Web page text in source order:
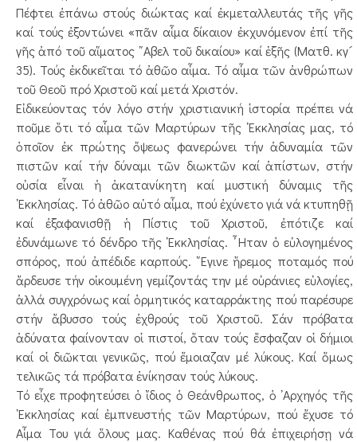
Πέφτει ἐπάνω στούς διώκτας καί ἐκμεταλλευτάς τῆς γῆς
καί τούς ἐξοντώνει «πᾶν αἷμα δίκαιον ἐκχυνόμενον ἐπί τῆς
γῆς ἀπό τοῦ αἵματος ῎Αβελ τοῦ δικαίου» καί ἑξῆς (Ματθ. κγ´
35). Τούς ἐκδικεῖται τό ἀθῶο αἷμα. Τό αἷμα τῶν ἀνθρώπων
τοῦ Θεοῦ πρό Χριστοῦ καί μετά Χριστόν.
Εἰδικεύοντας τόν λόγο στήν χριστιανική ἱστορία πρέπει νά
ποῦμε ὅτι τό αἷμα τῶν Μαρτύρων τῆς ᾿Εκκλησίας μας, τό
ὁποῖον ἐκ πρώτης ὄψεως φανερώνει τήν ἀδυναμία τῶν
πιστῶν καί τήν δύναμι τῶν διωκτῶν καί ἀπίστων, στήν
οὐσία εἶναι ἡ ἀκατανίκητη καί μυστική δύναμις τῆς
᾿Εκκλησίας. Τό ἀθῶο αὐτό αἷμα, πού ἐχύνετο γιά νά κτυπηθῇ
καί ἐξαφανισθῇ ἡ Πίστις τοῦ Χριστοῦ, ἐπότιζε καί
ἐδυνάμωνε τό δένδρο τῆς ᾿Εκκλησίας. ῏Ηταν ὁ εὐλογημένος
σπόρος, πού ἀπέδιδε καρπούς. ῎Εγινε ἤρεμος ποταμός πού
ἄρδευσε τήν οἰκουμένη γεμίζοντάς την μέ οὐράνιες εὐλογίες,
ἀλλά συγχρόνως καί ὁρμητικός καταρράκτης πού παρέσυρε
στήν ἄβυσσο τούς ἐχθρούς τοῦ Χριστοῦ. Σάν πρόβατα
ἀδύνατα φαίνονταν οἱ πιστοί, ὅταν τούς ἔσφαζαν οἱ δήμιοι
καί οἱ διῶκται γενικῶς, πού ἔμοιαζαν μέ λύκους. Καί ὅμως
τελικῶς τά πρόβατα ἐνίκησαν τούς λύκους.
Τό εἶχε προφητεύσει ὁ ἴδιος ὁ Θεάνθρωπος, ὁ ᾿Αρχηγός τῆς
᾿Εκκλησίας καί ἐμπνευστής τῶν Μαρτύρων, πού ἔχυσε τό
Αἷμα Του γιά ὅλους μας. Καθένας πού θά ἐπιχειρήσῃ νά